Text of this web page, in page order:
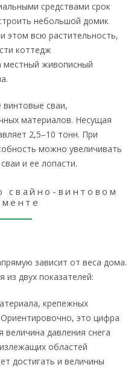
средствами срок
небольшой домик
этом всю растительность,
коттедж
местный живописный
сваи,
материалов. Несущая
2,5–10 тонн. При
можно увеличивать
и ее лопасти.
свайно-винтовом
зависит от веса дома.
двух показателей:
крепежных
это цифра
величина давления снега
областей
достигать и величины